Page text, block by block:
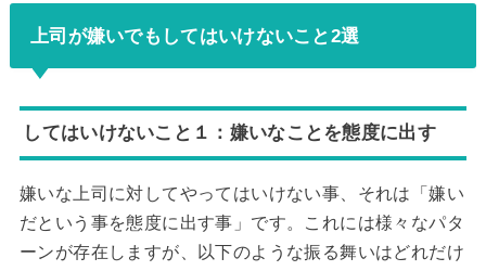
上司が嫌いでもしてはいけないこと2選
してはいけないこと１：嫌いなことを態度に出す
嫌いな上司に対してやってはいけない事、それは「嫌い
だという事を態度に出す事」です。これには様々なパタ
ーンが存在しますが、以下のような振る舞いはどれだけ